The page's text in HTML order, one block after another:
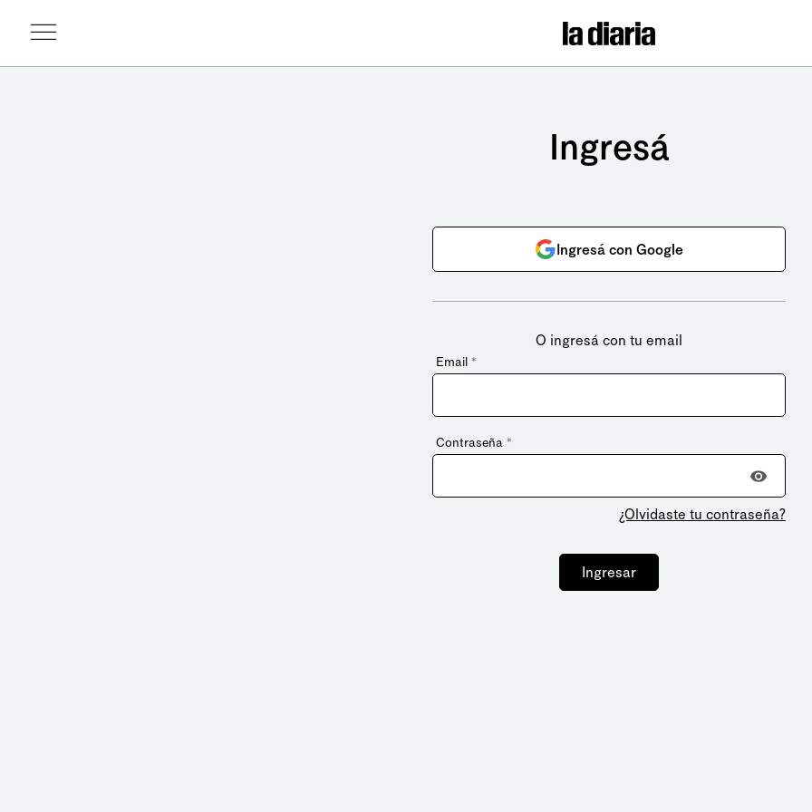
Ingresá
Ingresá con Google
O ingresá con tu email
Email *
Contraseña *
¿Olvidaste tu contraseña?
Ingresar